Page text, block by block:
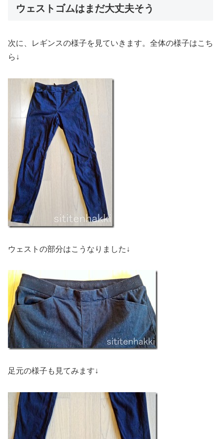
ウェストゴムはまだ大丈夫そう
次に、レギンスの様子を見ていきます。全体の様子はこち
ら↓
ウェストの部分はこうなりました↓
足元の様子も見てみます↓